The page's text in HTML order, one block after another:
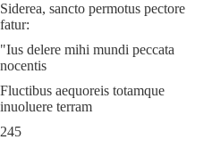
Siderea, sancto permotus pectore
fatur:
"Ius delere mihi mundi peccata
nocentis
Fluctibus aequoreis totamque
inuoluere terram
245